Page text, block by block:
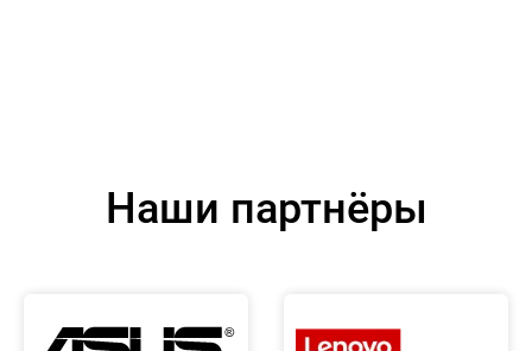
Наши партнёры